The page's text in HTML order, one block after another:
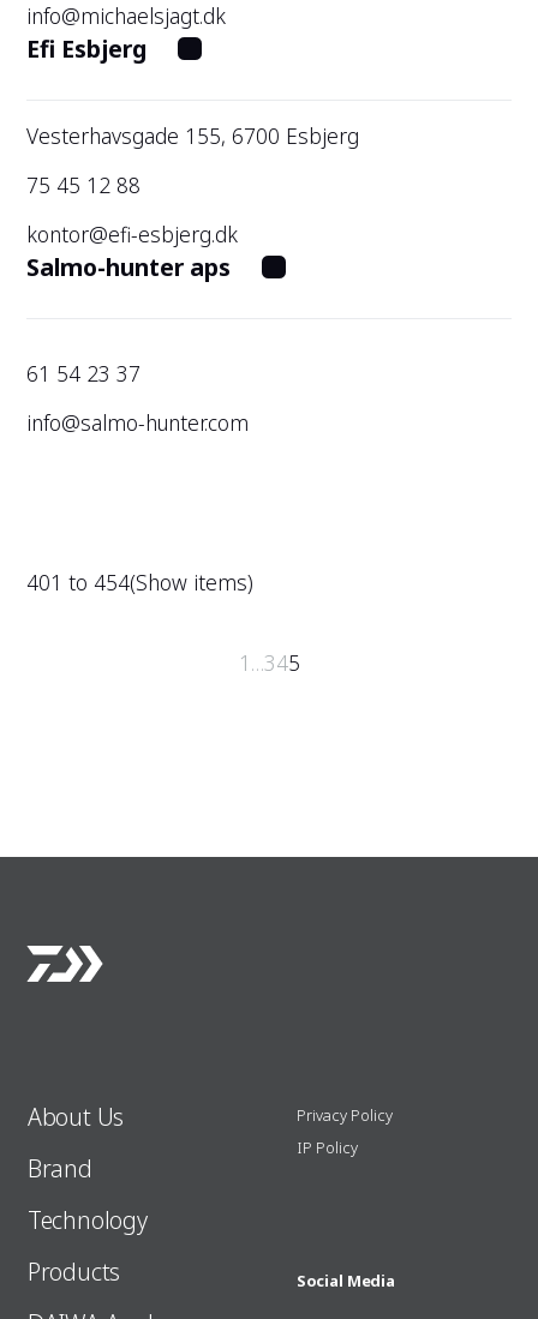
info@michaelsjagt.dk
Efi Esbjerg
Vesterhavsgade 155, 6700 Esbjerg
75 45 12 88
kontor@efi-esbjerg.dk
Salmo-hunter aps
61 54 23 37
info@salmo-hunter.com
401 to 454(Show items)
1 …345
About Us
Brand
Technology
Products
Privacy Policy
IP Policy
Social Media